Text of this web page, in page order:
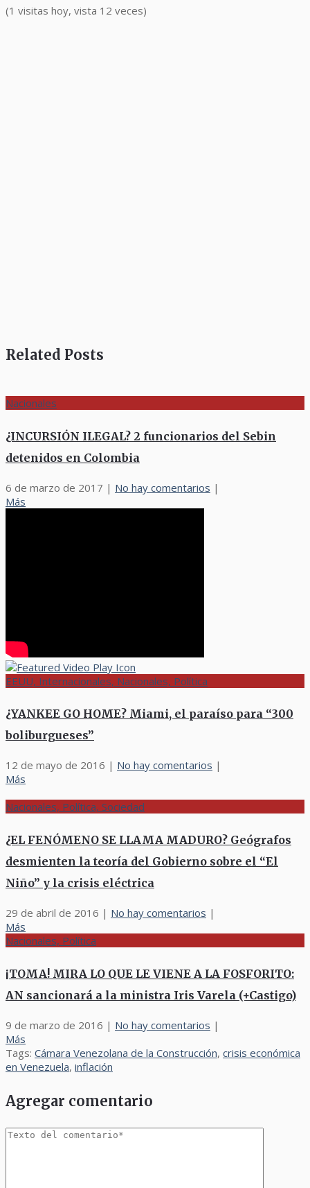
(1 visitas hoy, vista 12 veces)
Related Posts
Nacionales
¿INCURSIÓN ILEGAL? 2 funcionarios del Sebin
detenidos en Colombia
6 de marzo de 2017 | No hay comentarios |
Más
EEUU, Internacionales, Nacionales, Política
¿YANKEE GO HOME? Miami, el paraíso para “300
boliburgueses”
12 de mayo de 2016 | No hay comentarios |
Más
Nacionales, Política, Sociedad
¿EL FENÓMENO SE LLAMA MADURO? Geógrafos
desmienten la teoría del Gobierno sobre el “El
Niño” y la crisis eléctrica
29 de abril de 2016 | No hay comentarios |
Más
Nacionales, Política
¡TOMA! MIRA LO QUE LE VIENE A LA FOSFORITO:
AN sancionará a la ministra Iris Varela (+Castigo)
9 de marzo de 2016 | No hay comentarios |
Más
Tags: Cámara Venezolana de la Construcción, crisis económica
en Venezuela, inflación
Agregar comentario